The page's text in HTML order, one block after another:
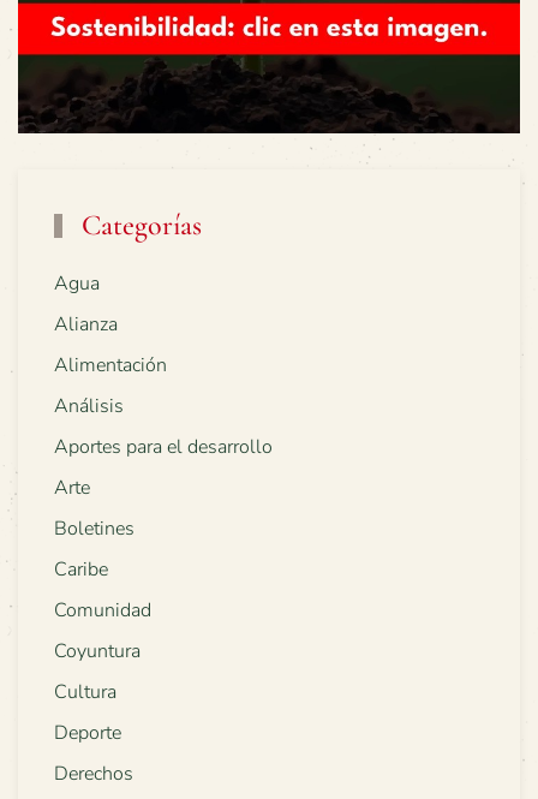
Categorías
Agua
Alianza
Alimentación
Análisis
Aportes para el desarrollo
Arte
Boletines
Caribe
Comunidad
Coyuntura
Cultura
Deporte
Derechos